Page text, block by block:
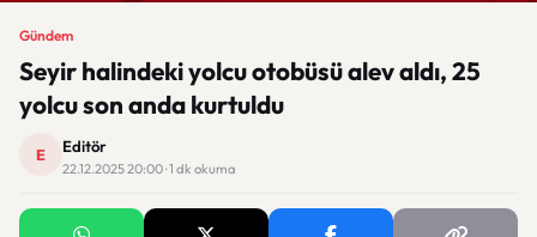
Gündem
Seyir halindeki yolcu otobüsü alev aldı, 25
yolcu son anda kurtuldu
E Editör
22.12.2025 20:00 · 1 dk okuma